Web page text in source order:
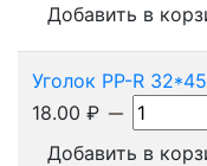
Добавить в
Уголок PP-R
18.00 ₽
Добавить в